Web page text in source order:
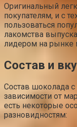
Оригинальный
покупателям, и с
пользоваться
лакомства
лидером на рынке
Состав и
Состав шоколада с
зависимости от
есть некоторые
разновидностям: